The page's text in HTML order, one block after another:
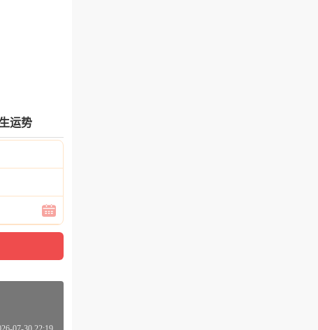
档礼物创意
运势